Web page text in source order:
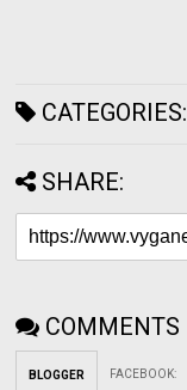
CATEGORIES:
SHARE:
COMMENTS
BLOGGER FACEBOOK: